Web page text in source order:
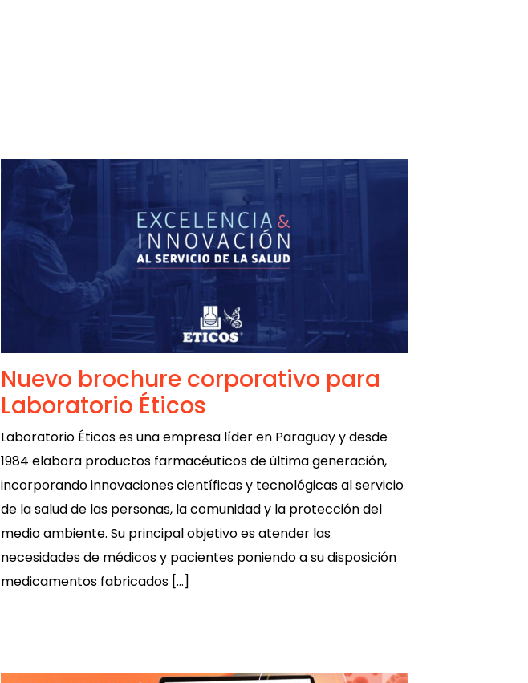
Nuevo brochure corporativo para
Laboratorio Éticos
Laboratorio Éticos es una empresa líder en Paraguay y desde
1984 elabora productos farmacéuticos de última generación,
incorporando innovaciones científicas y tecnológicas al servicio
de la salud de las personas, la comunidad y la protección del
medio ambiente. Su principal objetivo es atender las
necesidades de médicos y pacientes poniendo a su disposición
medicamentos fabricados […]